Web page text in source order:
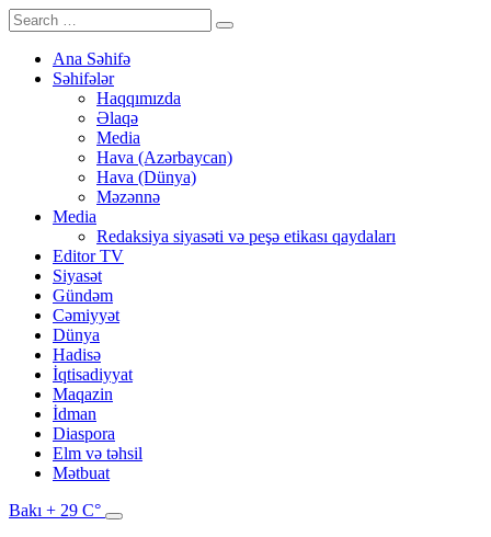
Ana Səhifə
Səhifələr
Haqqımızda
Əlaqə
Media
Hava (Azərbaycan)
Hava (Dünya)
Məzənnə
Media
Redaksiya siyasəti və peşə etikası qaydaları
Editor TV
Siyasət
Gündəm
Cəmiyyət
Dünya
Hadisə
İqtisadiyyat
Maqazin
İdman
Diaspora
Elm və təhsil
Mətbuat
Bakı + 29 C°